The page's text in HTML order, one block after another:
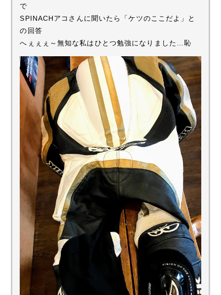
で
SPINACHアコさんに聞いたら「ケツのここだよ」と
の回答
へぇぇぇ～無知な私はひとつ勉強になりました…恥